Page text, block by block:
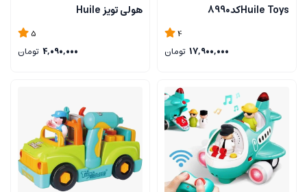
Huile Toysکد8990
4
17,900,000 تومان
هولی تویز Huile
5
4,090,000 تومان